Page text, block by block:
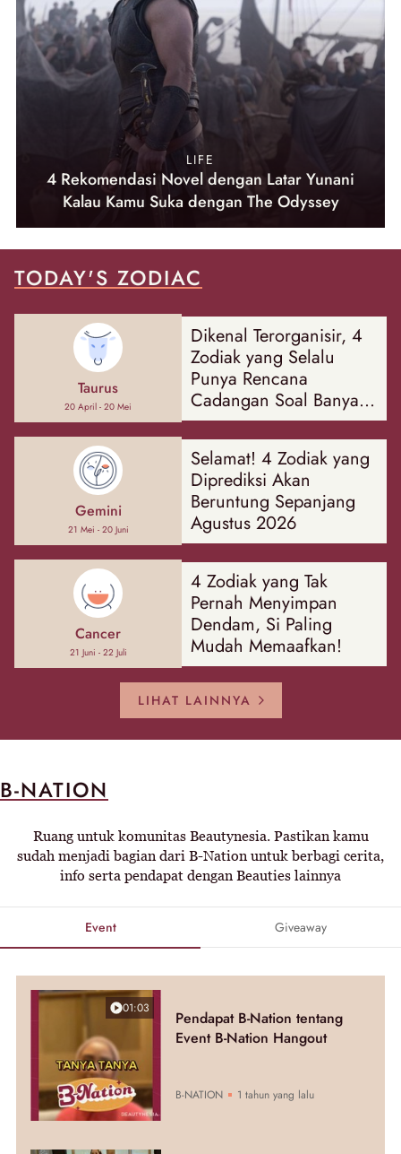
LIFE
4 Rekomendasi Novel dengan Latar Yunani
Kalau Kamu Suka dengan The Odyssey
TODAY'S ZODIAC
Taurus
20 April - 20 Mei
Dikenal Terorganisir, 4
Zodiak yang Selalu
Punya Rencana
Cadangan Soal Banyak
Hal
Gemini
21 Mei - 20 Juni
Selamat! 4 Zodiak yang
Diprediksi Akan
Beruntung Sepanjang
Agustus 2026
Cancer
21 Juni - 22 Juli
4 Zodiak yang Tak
Pernah Menyimpan
Dendam, Si Paling
Mudah Memaafkan!
LIHAT LAINNYA
B-NATION
Ruang untuk komunitas Beautynesia. Pastikan kamu
sudah menjadi bagian dari B-Nation untuk berbagi cerita,
info serta pendapat dengan Beauties lainnya
Event Giveaway
01:03
Pendapat B-Nation tentang
Event B-Nation Hangout
B-NATION 1 tahun yang lalu